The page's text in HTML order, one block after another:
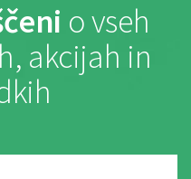
o vseh
akcijah in